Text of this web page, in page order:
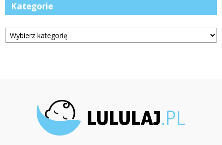
Kategorie
Kategorie